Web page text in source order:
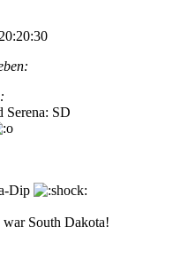
Serena: SD
Dip
war South Dakota!